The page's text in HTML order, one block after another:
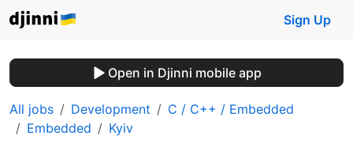
Sign Up
Open in Djinni mobile app
All jobs Development
C / C++ / Embedded
Embedded
Kyiv